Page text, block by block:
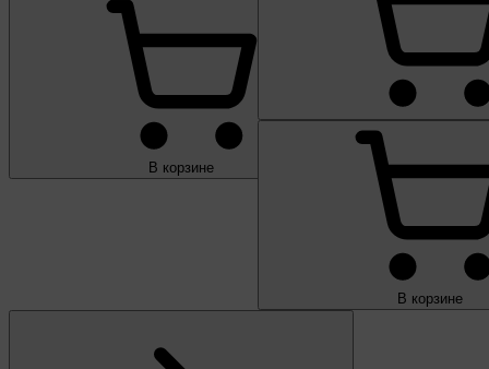
В корзине
В корзине